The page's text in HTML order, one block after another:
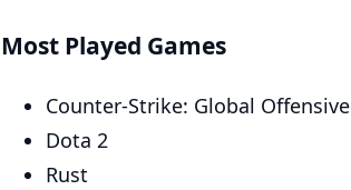
Most Played Games
Counter-Strike: Global Offensive
Dota 2
Rust